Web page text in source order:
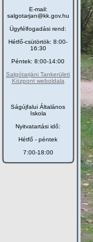
E-mail:
salgotarjan@kk.gov.hu
Ügyfélfogadási rend:
Hétfő-csütörtök: 8:00-
16:30
Péntek: 8:00-14:00
Salgótarjáni Tankerületi
Központ weboldala
Ságújfalui Általános
Iskola
Nyitvatartási idő:
Hétfő - péntek
7:00-18:00